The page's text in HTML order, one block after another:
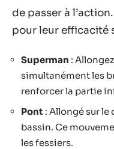
de passer à
pour leur efficacité
Superman :
simultanément les
renforcer la partie
Pont : Allongé sur le
bassin. Ce
les fessiers.